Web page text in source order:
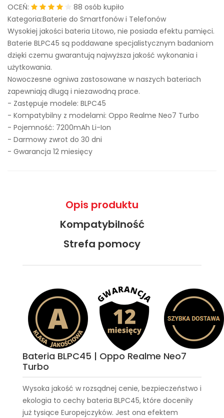
OCEŃ:
88 osób kupiło
Kategoria:Baterie do Smartfonów i Telefonów
Wysokiej jakości bateria Litowo, nie posiada efektu pamięci.
Baterie BLPC45 są poddawane specjalistycznym badaniom
dzięki czemu gwarantują najwyższa jakość wykonania i
użytkowania.
Nowoczesne ogniwa zastosowane w naszych bateriach
zapewniają długą i niezawodną prace.
- Zastępuje modele: BLPC45
- Kompatybilny z modelami: Oppo Realme Neo7 Turbo
- Pojemność: 7200mAh Li-Ion
- Darmowy zwrot do 30 dni
- Gwarancja 12 miesięcy
Opis produktu
Kompatybilność
Strefa pomocy
Bateria BLPC45 | Oppo Realme Neo7
Turbo
Wysoka jakość w rozsądnej cenie, bezpieczeństwo i
ekologia to cechy bateria BLPC45, które doceniły
już tysiące Europejczyków. Jest ona efektem